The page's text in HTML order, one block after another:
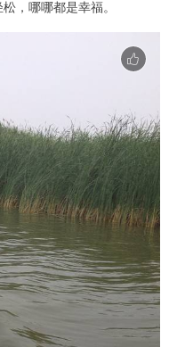
，哪哪都是幸福。